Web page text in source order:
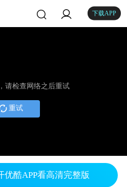
下载APP
请检查网络之后重试
重试
优酷APP看高清完整版